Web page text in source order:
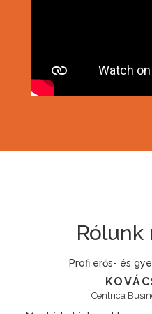
Megfelelő
Határidők
szempontjából